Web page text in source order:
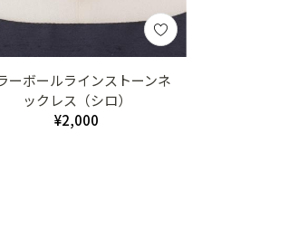
ーボールラインストーンネ
ックレス（シロ）
¥2,000